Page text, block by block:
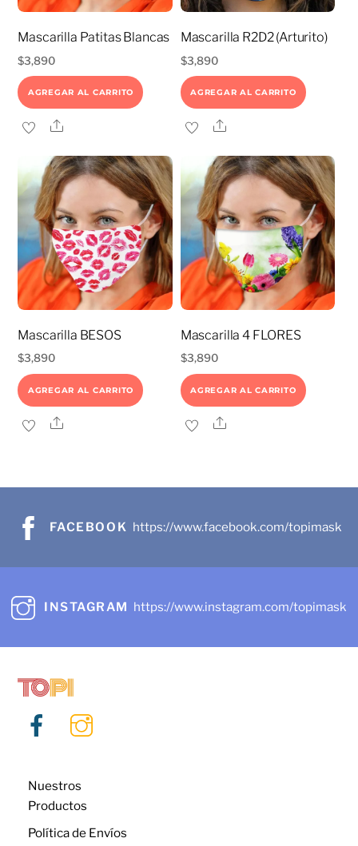
Mascarilla Patitas Blancas
$3,890
AGREGAR AL CARRITO
Share
Mascarilla R2D2 (Arturito)
$3,890
AGREGAR AL CARRITO
Share
Mascarilla BESOS
$3,890
AGREGAR AL CARRITO
Share
Mascarilla 4 FLORES
$3,890
AGREGAR AL CARRITO
Share
FACEBOOK https://www.facebook.com/topimask
INSTAGRAM https://www.instagram.com/topimask
Nuestros
Productos
Política de Envíos